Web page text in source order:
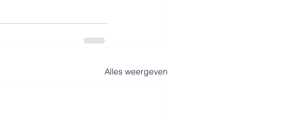
Alles weergeven